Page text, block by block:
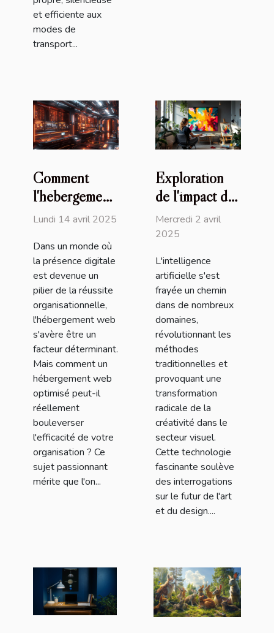
et efficiente aux
modes de
transport...
Comment
l'hébergement
web optimal
transformer
l'efficacité de
ton
organisation
Lundi 14 avril 2025
Dans un monde où
la présence digitale
est devenue un
pilier de la réussite
organisationnelle,
l'hébergement web
s'avère être un
facteur déterminant.
Mais comment un
hébergement web
optimisé peut-il
réellement
bouleverser
l'efficacité de votre
organisation ? Ce
sujet passionnant
mérite que l'on...
Exploration
de l'impact de
l'IA sur la
créativité dans
visuel
Mercredi 2 avril
2025
L'intelligence
artificielle s'est
frayée un chemin
dans de nombreux
domaines,
révolutionnant les
méthodes
traditionnelles et
provoquant une
transformation
radicale de la
créativité dans le
secteur visuel.
Cette technologie
fascinante soulève
des interrogations
sur le futur de l'art
et du design....